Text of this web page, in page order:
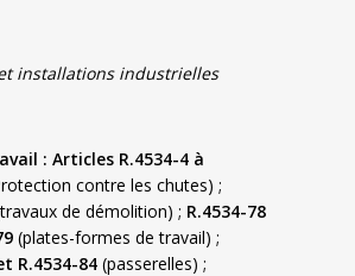
installations industrielles
: Articles R.4534-4 à
contre les chutes) ;
de démolition) ; R.4534-78
(plates-formes de travail) ;
R.4534-84 (passerelles) ;